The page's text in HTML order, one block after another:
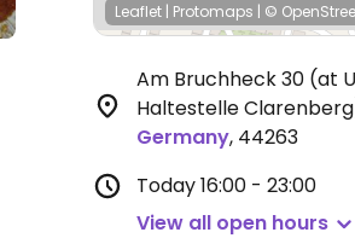
Leaflet | Protomaps | ©
Am Bruchheck 30 (at
Haltestelle
Germany, 44263
Today16:00 - 23:00
View all open hours